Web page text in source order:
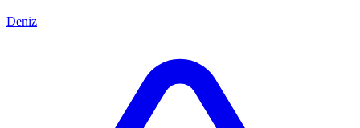
Deniz